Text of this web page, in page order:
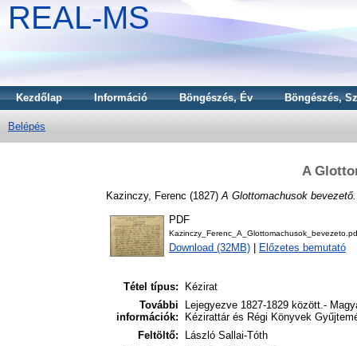
REAL-MS
Kezdőlap Információ Böngészés, Év Böngészés,
Belépés
A
Kazinczy, Ferenc (1827) A Glottomachusok bevezető.
PDF
Download (32MB) Előzetes bemutató
Tétel típus:
Kézirat
További
információk:
Lejegyezve 1827-1829 között.-
Kézirattár és Régi Könyvek
Feltöltő:
László Sallai-Tóth